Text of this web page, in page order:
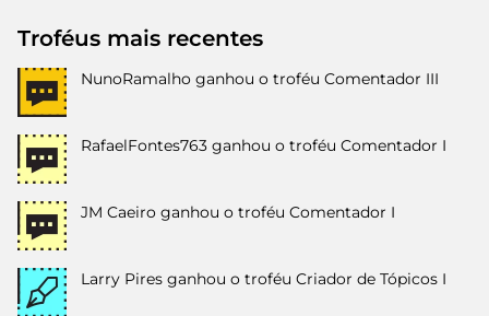
Troféus mais recentes
NunoRamalho ganhou o troféu Comentador III
RafaelFontes763 ganhou o troféu Comentador I
JM Caeiro ganhou o troféu Comentador I
Larry Pires ganhou o troféu Criador de Tópicos I